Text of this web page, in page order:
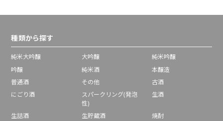
種類から探す
純米大吟醸 大吟醸
純米吟醸
吟醸
純米酒
本醸造
普通酒
その他
古酒
にごり酒
スパークリング(発泡
性)
生酒
生詰酒 生貯蔵酒
焼酎